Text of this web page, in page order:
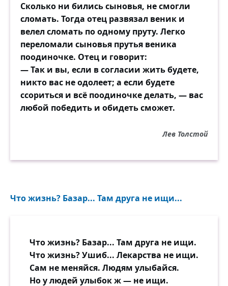
Сколько ни бились сыновья, не смогли
сломать. Тогда отец развязал веник и
велел сломать по одному пруту. Легко
переломали сыновья прутья веника
поодиночке. Отец и говорит:
— Так и вы, если в согласии жить будете,
никто вас не одолеет; а если будете
ссориться и всё поодиночке делать, — вас
любой победить и обидеть сможет.
Лев Толстой
Что жизнь? Базар... Там друга не ищи...
Что жизнь? Базар... Там друга не ищи.
Что жизнь? Ушиб... Лекарства не ищи.
Сам не меняйся. Людям улыбайся.
Но у людей улыбок ж — не ищи.